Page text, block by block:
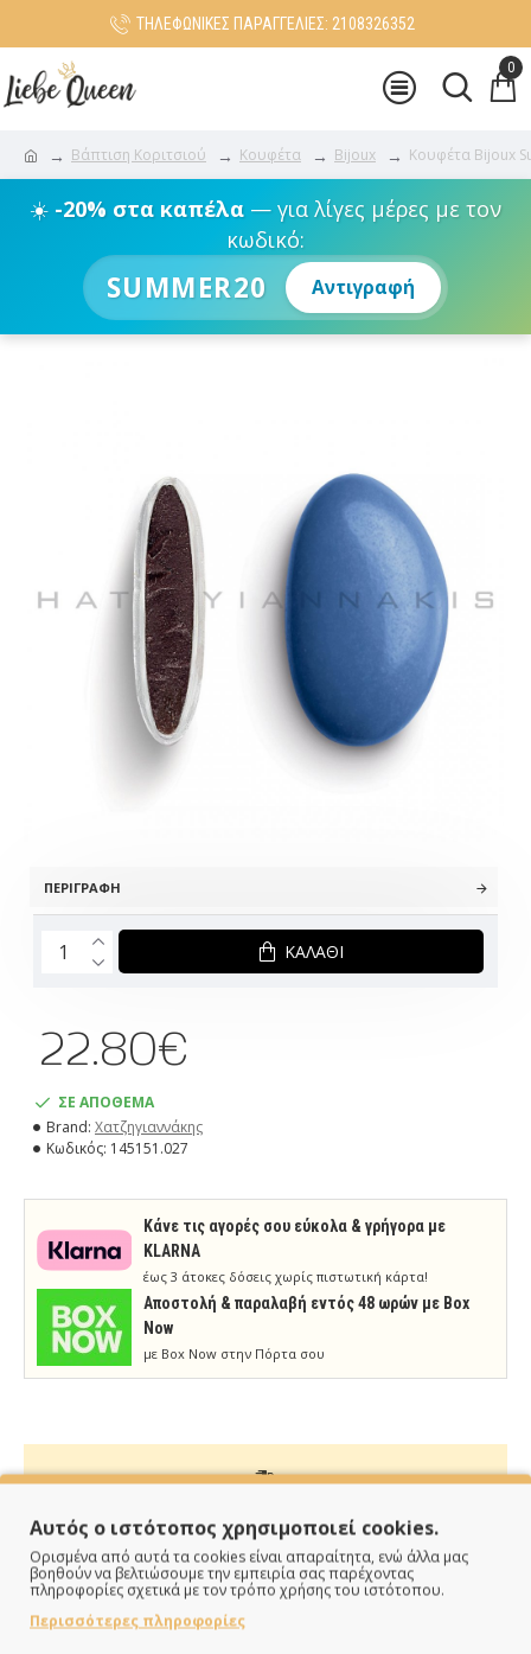
ΤΗΛΕΦΩΝΙΚΕΣ ΠΑΡΑΓΓΕΛΙΕΣ: 2108326352
0
Βάπτιση Κοριτσιού Κουφέτα Bijoux Κουφέτα Bijoux
☀️ -20% στα καπέλα— για λίγες μέρες με τον
κωδικό:
SUMMER20 Αντιγραφή
ΠΕΡΙΓΡΑΦΉ
ΣΕ ΑΠΟΘΕΜΑ
Brand: Χατζηγιαννάκης
Κωδικός: 145151.027
22.80€
ΚΑΛΆΘΙ
Κάνε τις αγορές σου εύκολα & γρήγορα με
KLARNA
έως 3 άτοκες δόσεις χωρίς πιστωτική κάρτα!
Aποστολή & παραλαβή εντός 48 ωρών με Box
Now
με Box Now στην Πόρτα σου
ΠΑΡΑΔΙΔΟΥΜΕ ΓΡΗΓΟΡΑ
Άμεση αποστολή της παραγγελίας σου σε 1 - 2 εργάσιμες
ημέρες
Αυτός ο ιστότοπος χρησιμοποιεί cookies.
Ορισμένα από αυτά τα cookies είναι απαραίτητα, ενώ άλλα μας
βοηθούν να βελτιώσουμε την εμπειρία σας παρέχοντας
πληροφορίες σχετικά με τον τρόπο χρήσης του ιστότοπου.
Περισσότερες πληροφορίες